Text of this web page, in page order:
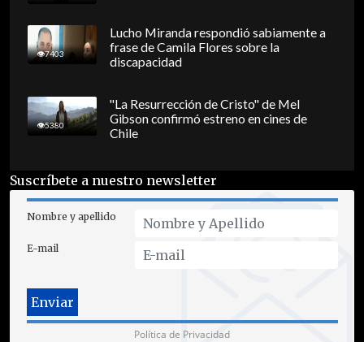
7403
Lucho Miranda respondió sabiamente a
frase de Camila Flores sobre la
discapacidad
5380
"La Resurrección de Cristo" de Mel
Gibson confirmó estreno en cines de
Chile
Suscríbete a nuestro newsletter
Nombre y apellido
E-mail
Política de Privacidad